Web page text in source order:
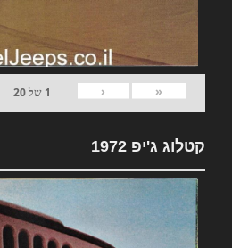
«
‹
1 של20
קטלוג ג'יפ 1972